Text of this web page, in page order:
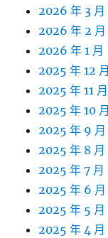
2026 年 3 月
2026 年 2 月
2026 年 1 月
2025 年 12 月
2025 年 11 月
2025 年 10 月
2025 年 9 月
2025 年 8 月
2025 年 7 月
2025 年 6 月
2025 年 5 月
2025 年 4 月